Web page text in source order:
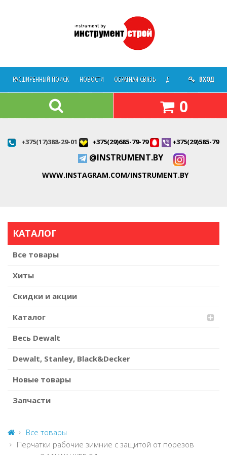
РАСШИРЕННЫЙ ПОИСК НОВОСТИ ОБРАТНАЯ СВЯЗЬ ДОСТАВКА О
ВХОД
0
+375(17)388-29-01 +375(29)685-79-79 +375(29)585-79-
@INSTRUMENT.BY
WWW.INSTAGRAM.COM/INSTRUMENT.BY
КАТАЛОГ
Все товары
Хиты
Скидки и акции
Каталог
Весь Dewalt
Dewalt, Stanley, Black&Decker
Новые товары
Запчасти
Все товары
Перчатки рабочие зимние с защитой от порезов